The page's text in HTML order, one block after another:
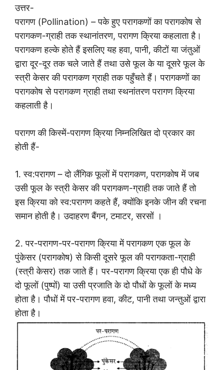
उत्तर-
परागण (Pollination) – पके हुए परागकणों का परागकोष से
परागकण-ग्राही तक स्थानांतरण, परागण क्रिया कहलाता है।
परागकण हल्के होते हैं इसलिए यह हवा, पानी, कीटों या जंतुओं
द्वारा दूर-दूर तक चले जाते हैं तथा उसे फूल के या दूसरे फूल के
स्त्री केसर की परागकण ग्राही तक पहुँचते हैं। परागकणों का
परागकोष से परागकण ग्राही तथा स्थनांतरण परागण क्रिया
कहलाती है।
परागण की किस्में-परागण क्रिया निम्नलिखित दो प्रकार का
होती हैं-
1. स्व:परागण – दो लैंगिक फूलों में परागकण, परागकोष में जब
उसी फूल के स्त्री केसर की परागकण-ग्राही तक जाते हैं तो
इस क्रिया को स्व:परागण कहते हैं, क्योंकि इनके जीन की रचना
समान होती है। उदाहरण बैंगन, टमाटर, सरसों ।
2. पर-परागण-पर-परागण क्रिया में परागकण एक फूल के
पुंकेसर (परागकोष) से किसी दूसरे फूल की परागकता-ग्राही
(स्त्री केसर) तक जाते हैं। पर-परागण क्रिया एक ही पौधे के
दो फूलों (पुष्पों) या उसी प्रजाति के दो पौधों के फूलों के मध्य
होता है। पौधों में पर-परागण हवा, कीट, पानी तथा जन्तुओं द्वारा
होता है।